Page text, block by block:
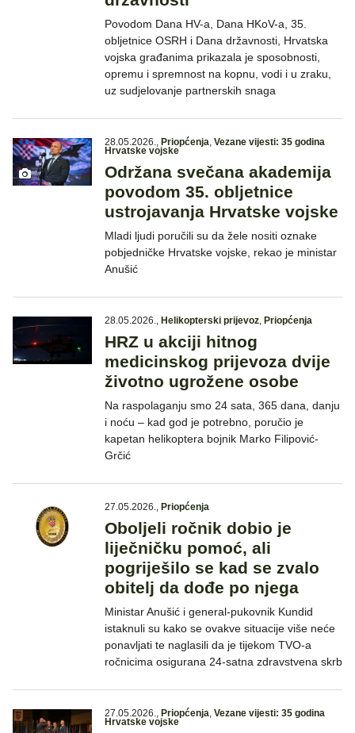
Povodom Dana HV-a, Dana HKoV-a, 35.
obljetnice OSRH i Dana državnosti, Hrvatska
vojska građanima prikazala je sposobnosti,
opremu i spremnost na kopnu, vodi i u zraku,
uz sudjelovanje partnerskih snaga
28.05.2026., Priopćenja, Vezane vijesti: 35 godina
Hrvatske vojske
Održana svečana akademija
povodom 35. obljetnice
ustrojavanja Hrvatske vojske
Mladi ljudi poručili su da žele nositi oznake
pobjedničke Hrvatske vojske, rekao je ministar
Anušić
28.05.2026., Helikopterski prijevoz, Priopćenja
HRZ u akciji hitnog
medicinskog prijevoza dvije
životno ugrožene osobe
Na raspolaganju smo 24 sata, 365 dana, danju
i noću – kad god je potrebno, poručio je
kapetan helikoptera bojnik Marko Filipović-
Grčić
27.05.2026., Priopćenja
Oboljeli ročnik dobio je
liječničku pomoć, ali
pogriješilo se kad se zvalo
obitelj da dođe po njega
Ministar Anušić i general-pukovnik Kundid
istaknuli su kako se ovakve situacije više neće
ponavljati te naglasili da je tijekom TVO-a
ročnicima osigurana 24-satna zdravstvena skrb
27.05.2026., Priopćenja, Vezane vijesti: 35 godina
Hrvatske vojske